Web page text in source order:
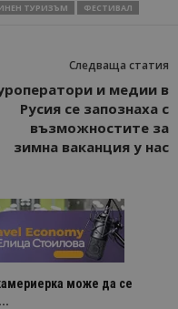
ТУРИЗЪМ ФЕСТИВАЛ
Следваща статия
и медии в
Русия се запознаха с
възможностите за
зимна ваканция у нас
може да се